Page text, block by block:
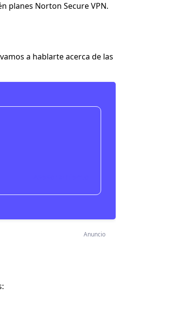
planes Norton Secure VPN.
a hablarte acerca de las
Anuncio